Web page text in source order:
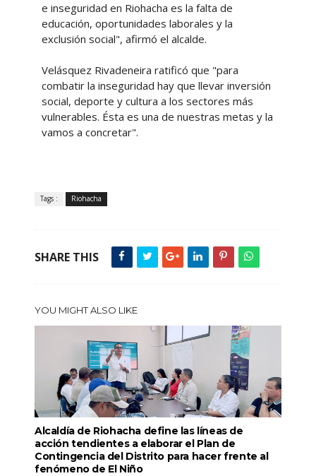
e inseguridad en Riohacha es la falta de
educación, oportunidades laborales y la
exclusión social", afirmó el alcalde.
Velásquez Rivadeneira ratificó que "para
combatir la inseguridad hay que llevar inversión
social, deporte y cultura a los sectores más
vulnerables. Ésta es una de nuestras metas y la
vamos a concretar".
Tags : Riohacha
SHARE THIS
YOU MIGHT ALSO LIKE
Alcaldía de Riohacha define las líneas de
acción tendientes a elaborar el Plan de
Contingencia del Distrito para hacer frente al
fenómeno de El Niño